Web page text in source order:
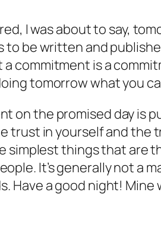
I was about to say,
to be written and
commitment is a
tomorrow what you
on the promised day is
trust in yourself and the
simplest things that are
It’s generally not a
Have a good night!